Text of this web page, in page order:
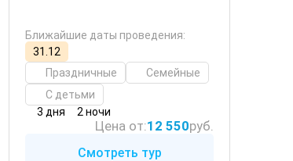
Ближайшие даты проведения:
31.12
Праздничные
Семейные
С детьми
3 дня
2 ночи
Цена от:12 550руб.
Смотреть тур